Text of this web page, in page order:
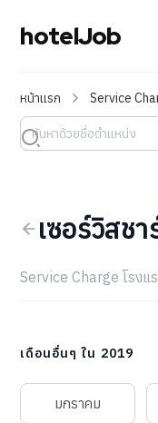
hotelJob
หน้าแรก Service
เซอร์วิสช
Service Charge โรง
เดือนอื่นๆ ใน 2019
มกราคม